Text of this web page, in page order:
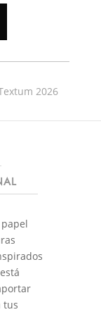
2026
tus